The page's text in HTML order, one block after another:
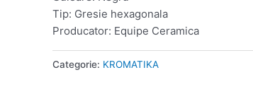
Tip: Gresie hexagonala
Producator: Equipe Ceramica
Categorie: KROMATIKA